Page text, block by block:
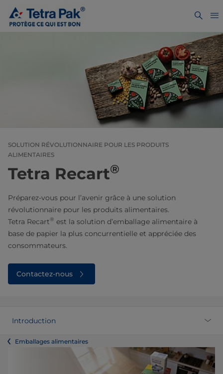
SOLUTION RÉVOLUTIONNAIRE POUR LES PRODUITS
ALIMENTAIRES
Tetra Recart®
Préparez-vous pour l’avenir grâce à une solution
révolutionnaire pour les produits alimentaires.
Tetra Recart® est la solution d’emballage alimentaire à
base de papier la plus concurrentielle et appréciée des
consommateurs.
Contactez-nous
Introduction
Emballages alimentaires